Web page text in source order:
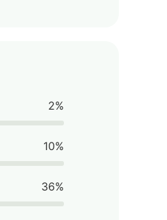
2%
10%
36%